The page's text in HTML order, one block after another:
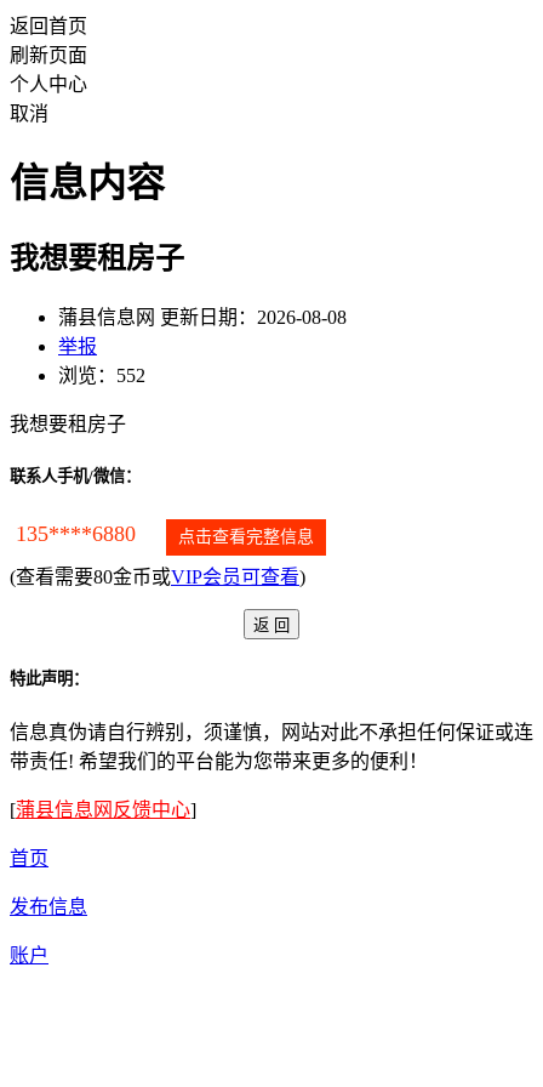
返回首页
刷新页面
个人中心
取消
信息内容
我想要租房子
蒲县信息网 更新日期：2026-08-08
举报
浏览：552
我想要租房子
联系人手机/微信：
135****6880 点击查看完整信息
(查看需要80金币或VIP会员可查看)
特此声明：
信息真伪请自行辨别，须谨慎，网站对此不承担任何保证或连
带责任! 希望我们的平台能为您带来更多的便利！
[蒲县信息网反馈中心]
首页
发布信息
账户